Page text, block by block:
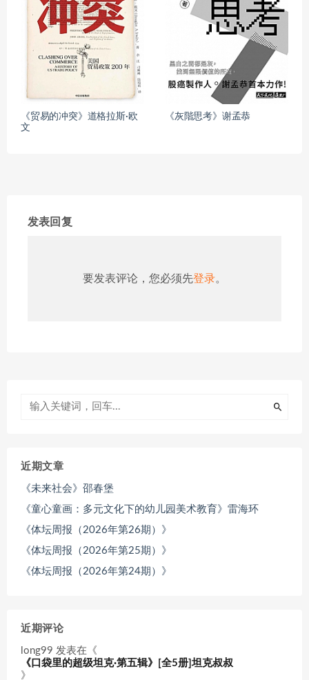
《贸易的冲突》道格拉斯·欧
文
《灰階思考》谢孟恭
发表回复
要发表评论，您必须先登录。
近期文章
《未来社会》邵春堡
《童心童画：多元文化下的幼儿园美术教育》雷海环
《体坛周报（2026年第26期）》
《体坛周报（2026年第25期）》
《体坛周报（2026年第24期）》
近期评论
long99 发表在《
《口袋里的超级坦克·第五辑》[全5册]坦克叔叔
》